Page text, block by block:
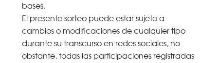
bases.
El presente sorteo puede estar sujeto a
cambios o modificaciones de cualquier tipo
durante su transcurso en redes sociales, no
obstante, todas las participaciones registradas